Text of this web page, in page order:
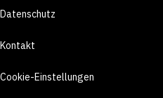
Datenschutz
Kontakt
Cookie-Einstellungen